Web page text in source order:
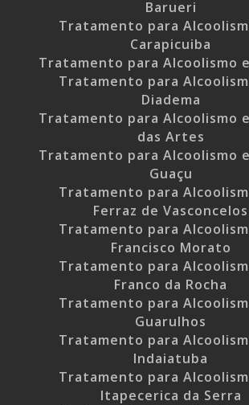
Barueri
Tratamento para
Carapicuiba
Tratamento para Alcoolismo
Tratamento para
Diadema
Tratamento para Alcoolismo
das Artes
Tratamento para Alcoolismo
Guaçu
Tratamento para
Ferraz de Vasconcelos
Tratamento para
Francisco Morato
Tratamento para
Franco da Rocha
Tratamento para
Guarulhos
Tratamento para
Indaiatuba
Tratamento para
Itapecerica da Serra